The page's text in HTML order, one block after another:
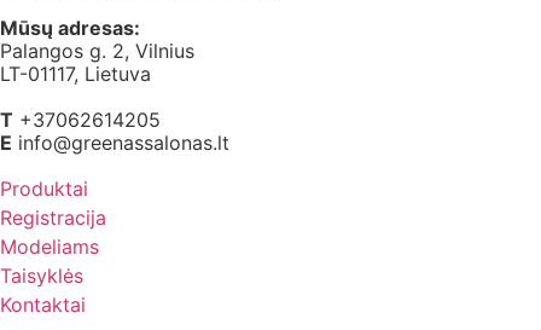
Mūsų adresas:
Palangos g. 2, Vilnius
LT-01117, Lietuva
T +37062614205
E info@greenassalonas.lt
Produktai
Registracija
Modeliams
Taisyklės
Kontaktai